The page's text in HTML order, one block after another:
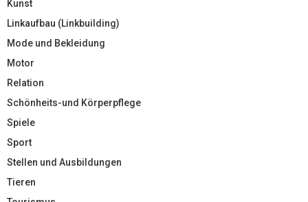
Kunst
Linkaufbau (Linkbuilding)
Mode und Bekleidung
Motor
Relation
Schönheits-und Körperpflege
Spiele
Sport
Stellen und Ausbildungen
Tieren